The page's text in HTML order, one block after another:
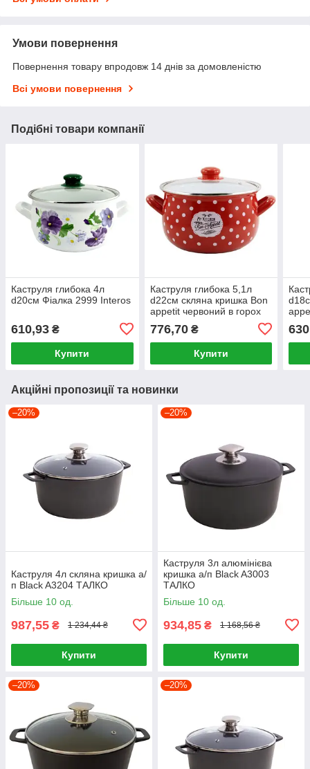
Умови повернення
Повернення товару впродовж 14 днів за домовленістю
Всі умови повернення
Подібні товари компанії
Каструля глибока 4л
d20см Фіалка 2999 Interos
610,93 ₴
Купити
Каструля глибока 5,1л
d22см скляна кришка Bon
appetit червоний в горох
776,70₴
Купити
Акційні пропозиції та новинки
–20%
Каструля 4л скляна кришка а/
п Black A3204 ТАЛКО
Більше 10 од.
987,55 ₴ 1 234,44 ₴
Купити
–20%
Каструля 3л алюмінієва
кришка а/п Black A3003
ТАЛКО
Більше 10 од.
934,85 ₴ 1 168,56 ₴
Купити
–20% –20%